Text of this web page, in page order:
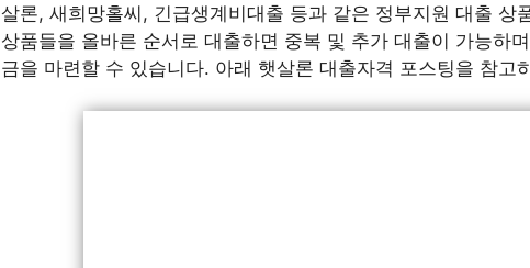
살론, 새희망홀씨, 긴급생계비대출 등과 같은 정부지원 대출 상
상품들을 올바른 순서로 대출하면 중복 및 추가 대출이 가능하
금을 마련할 수 있습니다. 아래 햇살론 대출자격 포스팅을 참고